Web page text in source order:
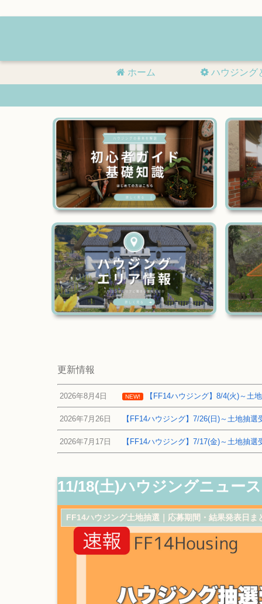
ホーム ハウジング
更新情報
2026年8月4日 NEW! 【FF14ハウジング】8/4(火)～土
2026年7月26日 【FF14ハウジング】7/26(日)～土地抽
2026年7月17日 【FF14ハウジング】7/17(金)～土地抽
11/18(土)ハウジングニュー
FF14ハウジング土地抽選｜応募期間・結果発表日ま